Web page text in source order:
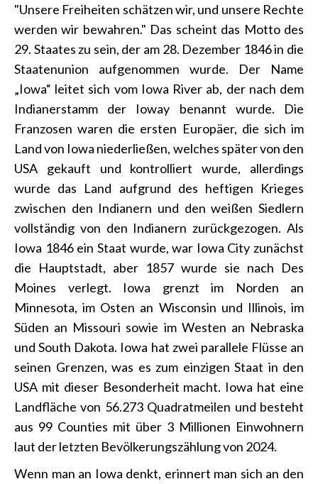
"Unsere Freiheiten schätzen wir, und unsere Rechte
werden wir bewahren." Das scheint das Motto des
29. Staates zu sein, der am 28. Dezember 1846 in die
Staatenunion aufgenommen wurde. Der Name
„Iowa“ leitet sich vom Iowa River ab, der nach dem
Indianerstamm der Ioway benannt wurde. Die
Franzosen waren die ersten Europäer, die sich im
Land von Iowa niederließen, welches später von den
USA gekauft und kontrolliert wurde, allerdings
wurde das Land aufgrund des heftigen Krieges
zwischen den Indianern und den weißen Siedlern
vollständig von den Indianern zurückgezogen. Als
Iowa 1846 ein Staat wurde, war Iowa City zunächst
die Hauptstadt, aber 1857 wurde sie nach Des
Moines verlegt. Iowa grenzt im Norden an
Minnesota, im Osten an Wisconsin und Illinois, im
Süden an Missouri sowie im Westen an Nebraska
und South Dakota. Iowa hat zwei parallele Flüsse an
seinen Grenzen, was es zum einzigen Staat in den
USA mit dieser Besonderheit macht. Iowa hat eine
Landfläche von 56.273 Quadratmeilen und besteht
aus 99 Counties mit über 3 Millionen Einwohnern
laut der letzten Bevölkerungszählung von 2024.
Wenn man an Iowa denkt, erinnert man sich an den